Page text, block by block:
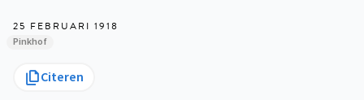
25 FEBRUARI 1918
Pinkhof
Citeren